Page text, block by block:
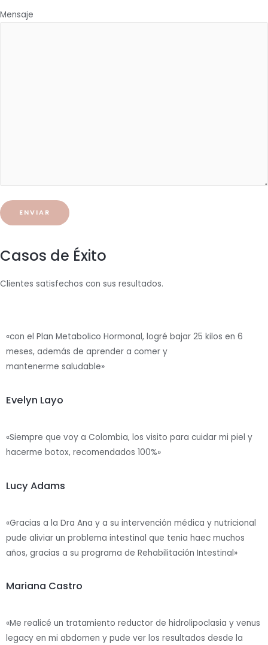
Mensaje
Casos de Éxito
Clientes satisfechos con sus resultados.
«con el Plan Metabolico Hormonal, logré bajar 25 kilos en 6
meses, además de aprender a comer y
mantenerme saludable»
Evelyn Layo
«Siempre que voy a Colombia, los visito para cuidar mi piel y
hacerme botox, recomendados 100%»
Lucy Adams
«Gracias a la Dra Ana y a su intervención médica y nutricional
pude aliviar un problema intestinal que tenia haec muchos
años, gracias a su programa de Rehabilitación Intestinal»
Mariana Castro
«Me realicé un tratamiento reductor de hidrolipoclasia y venus
legacy en mi abdomen y pude ver los resultados desde la